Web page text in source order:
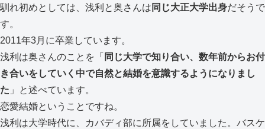
馴れ初めとしては、浅利と奥さんは 同じ大正大学出身だそうで
す。
2011年3月に卒業しています。
浅利は奥さんのことを「 同じ大学で知り合い、数年前からお付
き合いをしていく中で自然と結婚を意識するようになりまし
た 」と述べています。
恋愛結婚ということですね。
浅利は大学時代に、カバディ部に所属をしていました。バスケ